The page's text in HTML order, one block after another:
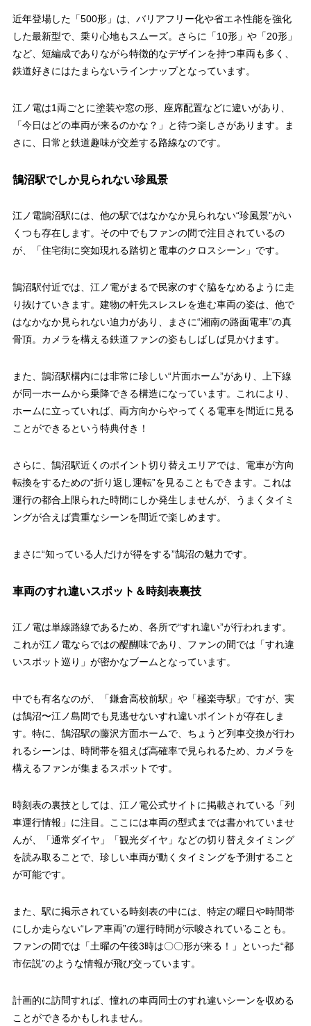
近年登場した「500形」は、バリアフリー化や省エネ性能を強化
した最新型で、乗り心地もスムーズ。さらに「10形」や「20形」
など、短編成でありながら特徴的なデザインを持つ車両も多く、
鉄道好きにはたまらないラインナップとなっています。
江ノ電は1両ごとに塗装や窓の形、座席配置などに違いがあり、
「今日はどの車両が来るのかな？」と待つ楽しさがあります。ま
さに、日常と鉄道趣味が交差する路線なのです。
鵠沼駅でしか見られない珍風景
江ノ電鵠沼駅には、他の駅ではなかなか見られない“珍風景”がい
くつも存在します。その中でもファンの間で注目されているの
が、「住宅街に突如現れる踏切と電車のクロスシーン」です。
鵠沼駅付近では、江ノ電がまるで民家のすぐ脇をなめるように走
り抜けていきます。建物の軒先スレスレを進む車両の姿は、他で
はなかなか見られない迫力があり、まさに“湘南の路面電車”の真
骨頂。カメラを構える鉄道ファンの姿もしばしば見かけます。
また、鵠沼駅構内には非常に珍しい“片面ホーム”があり、上下線
が同一ホームから乗降できる構造になっています。これにより、
ホームに立っていれば、両方向からやってくる電車を間近に見る
ことができるという特典付き！
さらに、鵠沼駅近くのポイント切り替えエリアでは、電車が方向
転換をするための“折り返し運転”を見ることもできます。これは
運行の都合上限られた時間にしか発生しませんが、うまくタイミ
ングが合えば貴重なシーンを間近で楽しめます。
まさに“知っている人だけが得をする”鵠沼の魅力です。
車両のすれ違いスポット＆時刻表裏技
江ノ電は単線路線であるため、各所で“すれ違い”が行われます。
これが江ノ電ならではの醍醐味であり、ファンの間では「すれ違
いスポット巡り」が密かなブームとなっています。
中でも有名なのが、「鎌倉高校前駅」や「極楽寺駅」ですが、実
は鵠沼〜江ノ島間でも見逃せないすれ違いポイントが存在しま
す。特に、鵠沼駅の藤沢方面ホームで、ちょうど列車交換が行わ
れるシーンは、時間帯を狙えば高確率で見られるため、カメラを
構えるファンが集まるスポットです。
時刻表の裏技としては、江ノ電公式サイトに掲載されている「列
車運行情報」に注目。ここには車両の型式までは書かれていませ
んが、「通常ダイヤ」「観光ダイヤ」などの切り替えタイミング
を読み取ることで、珍しい車両が動くタイミングを予測すること
が可能です。
また、駅に掲示されている時刻表の中には、特定の曜日や時間帯
にしか走らない“レア車両”の運行時間が示唆されていることも。
ファンの間では「土曜の午後3時は〇〇形が来る！」といった“都
市伝説”のような情報が飛び交っています。
計画的に訪問すれば、憧れの車両同士のすれ違いシーンを収める
ことができるかもしれません。